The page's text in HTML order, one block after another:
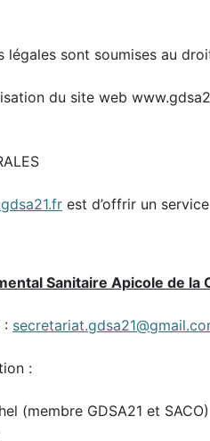
légales sont soumises au
du site web
est d’offrir un
Sanitaire Apicole de la
:
:
(membre GDSA21 et SACO)